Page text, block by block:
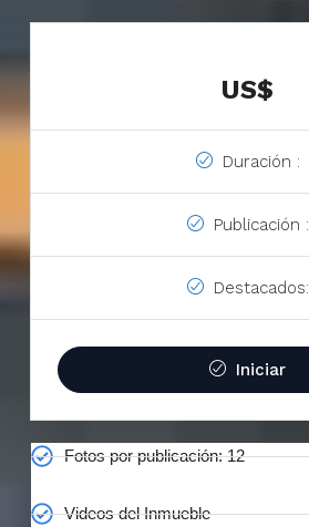
US$
Duración :
Publicación :
Destacados:
Iniciar
Fotos por publicación: 12
Videos del Inmueble